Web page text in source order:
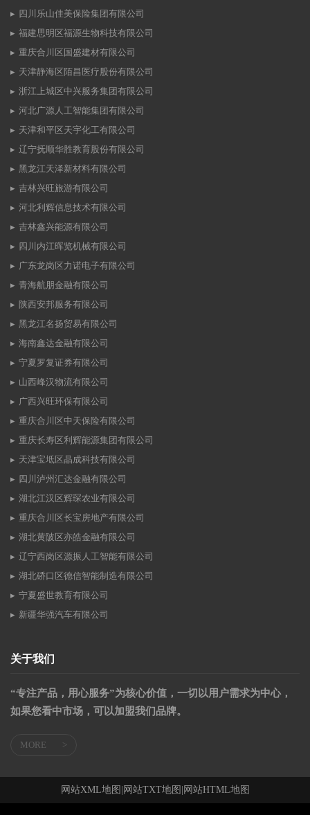
四川乐山佳美保险集团有限公司
福建思明区福源生物科技有限公司
重庆合川区国盛建材有限公司
天津静海区陌昌医疗股份有限公司
浙江上城区中兴服务集团有限公司
河北广源人工智能集团有限公司
天津和平区天宇化工有限公司
辽宁抚顺华胜教育股份有限公司
黑龙江天泽新材料有限公司
吉林兴旺旅游有限公司
河北利辉信息技术有限公司
吉林鑫兴能源有限公司
四川内江晖览机械有限公司
广东龙岗区力诺电子有限公司
青海航朋金融有限公司
陕西安邦服务有限公司
黑龙江名扬贸易有限公司
海南鑫达金融有限公司
宁夏罗复证券有限公司
山西峰汉物流有限公司
广西兴旺环保有限公司
重庆合川区中天保险有限公司
重庆长寿区利辉能源集团有限公司
天津宝坻区晶成科技有限公司
四川泸州汇达金融有限公司
湖北江汉区辉琛农业有限公司
重庆合川区长宝房地产有限公司
湖北黄陂区亦皓金融有限公司
辽宁西岗区源振人工智能有限公司
湖北硚口区德信智能制造有限公司
宁夏盛世教育有限公司
新疆华强汽车有限公司
关于我们
“专注产品，用心服务”为核心价值，一切以用户需求为中心，
如果您看中市场，可以加盟我们品牌。
MORE >
网站XML地图 网站TXT地图 网站HTML地图